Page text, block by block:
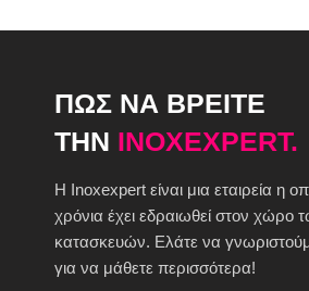
ΠΩΣ ΝΑ ΒΡΕΙΤΕ
ΤΗΝ INOXEXPERT.
H Inoxexpert είναι μια εταιρεία η
χρόνια έχει εδραιωθεί στον χώρο
κατασκευών. Ελάτε να
για να μάθετε περισσότερα!